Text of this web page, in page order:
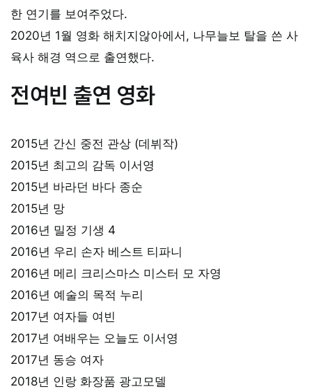
한 연기를 보여주었다.
2020년 1월 영화 해치지않아에서, 나무늘보 탈을 쓴 사
육사 해경 역으로 출연했다.
전여빈 출연 영화
2015년 간신 중전 관상 (데뷔작)
2015년 최고의 감독 이서영
2015년 바라던 바다 종순
2015년 망
2016년 밀정 기생 4
2016년 우리 손자 베스트 티파니
2016년 메리 크리스마스 미스터 모 자영
2016년 예술의 목적 누리
2017년 여자들 여빈
2017년 여배우는 오늘도 이서영
2017년 동승 여자
2018년 인랑 화장품 광고모델